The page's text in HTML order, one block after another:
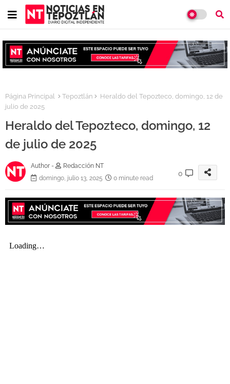
Página Principal Tepoztlán
Heraldo del Tepozteco, domingo, 12 de
julio de 2025
Heraldo del Tepozteco, domingo, 12
de julio de 2025
Author -
Redacción NT
domingo, julio 13, 2025
0 minute read
0